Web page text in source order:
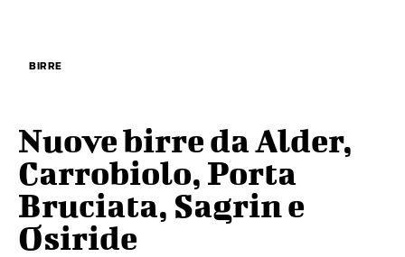
BIRRE
Nuove birre da Alder,
Carrobiolo, Porta
Bruciata, Sagrin e
Osiride